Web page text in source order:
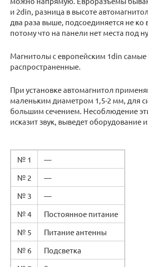
и 2din, разница в высоте
два раза выше, подсоединяется не ко
потому что на панели нет места под
Магнитолы с европейским 1din самые
распространенные.
При установке автомагнитол
маленьким диаметром 1,5-2 мм, для
большим сечением. Несоблюдение
исказит звук, выведет оборудование
№ 1
—
№ 2
—
№ 3
—
№ 4
Постоянное питание
№ 5
Питание антенны
№ 6
Подсветка